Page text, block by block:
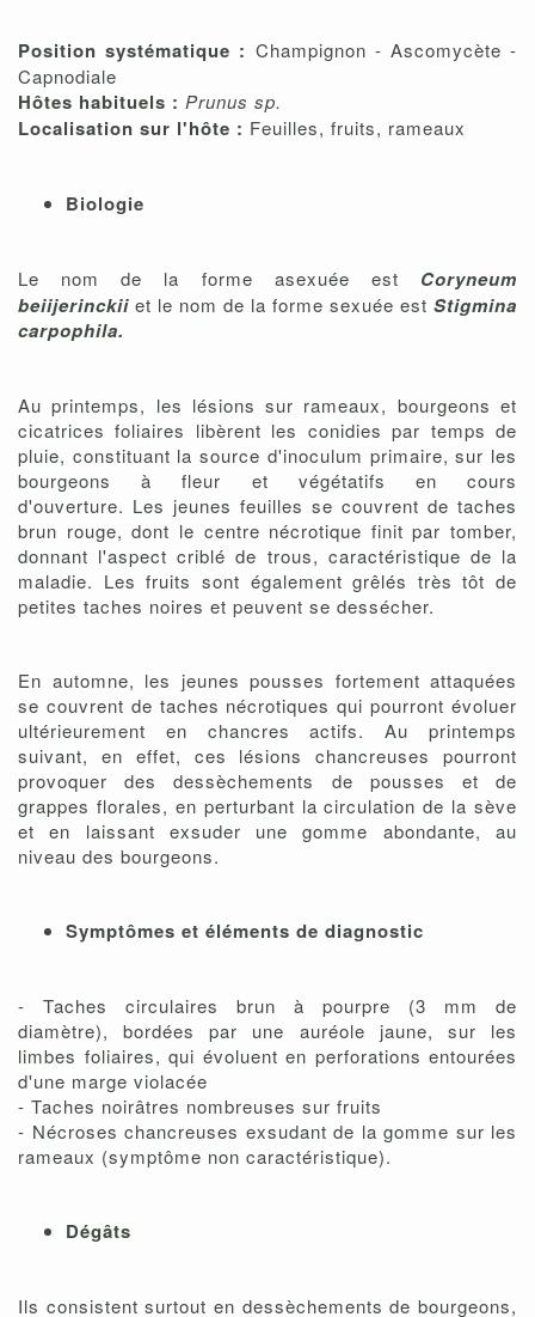
Position systématique : Champignon - Ascomycète -
Capnodiale
Hôtes habituels : Prunus sp.
Localisation sur l'hôte : Feuilles, fruits, rameaux
Biologie
Le nom de la forme asexuée est Coryneum
beiijerinckii et le nom de la forme sexuée est Stigmina
carpophila.
Au printemps, les lésions sur rameaux, bourgeons et
cicatrices foliaires libèrent les conidies par temps de
pluie, constituant la source d'inoculum primaire, sur les
bourgeons à fleur et végétatifs en cours
d'ouverture. Les jeunes feuilles se couvrent de taches
brun rouge, dont le centre nécrotique finit par tomber,
donnant l'aspect criblé de trous, caractéristique de la
maladie. Les fruits sont également grêlés très tôt de
petites taches noires et peuvent se dessécher.
En automne, les jeunes pousses fortement attaquées
se couvrent de taches nécrotiques qui pourront évoluer
ultérieurement en chancres actifs. Au printemps
suivant, en effet, ces lésions chancreuses pourront
provoquer des dessèchements de pousses et de
grappes florales, en perturbant la circulation de la sève
et en laissant exsuder une gomme abondante, au
niveau des bourgeons.
Symptômes et éléments de diagnostic
- Taches circulaires brun à pourpre (3 mm de
diamètre), bordées par une auréole jaune, sur les
limbes foliaires, qui évoluent en perforations entourées
d'une marge violacée
- Taches noirâtres nombreuses sur fruits
- Nécroses chancreuses exsudant de la gomme sur les
rameaux (symptôme non caractéristique).
Dégâts
Ils consistent surtout en dessèchements de bourgeons,